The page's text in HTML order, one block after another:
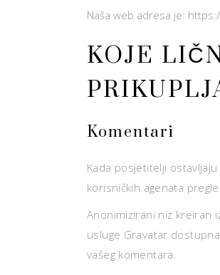
Naša web adresa je:
KOJE
Komentari
Kada posjetitelji
korisničkih agenata
Anonimizirani niz kreiran
usluge Gravatar
vašeg komentara.